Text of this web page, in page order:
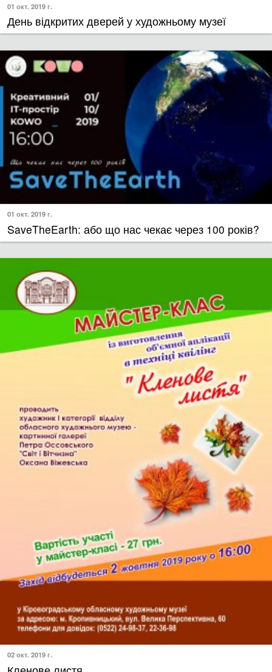
01 окт. 2019 г.
День відкритих дверей у художньому музеї
01 окт. 2019 г.
SaveTheEarth: або що нас чекає через 100 років?
02 окт. 2019 г.